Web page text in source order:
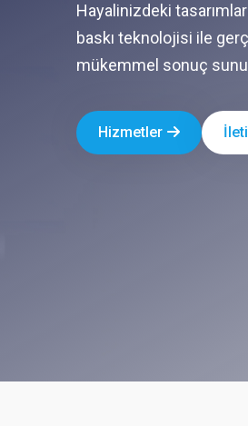
Hayalinizdeki
baskı teknolojisi ile
mükemmel sonuç
Hizmetler